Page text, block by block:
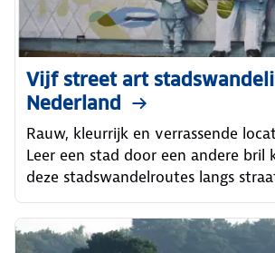
Vijf street art
Nederland
Rauw, kleurrijk en verrassende
Leer een stad door een andere bril
deze stadswandelroutes langs